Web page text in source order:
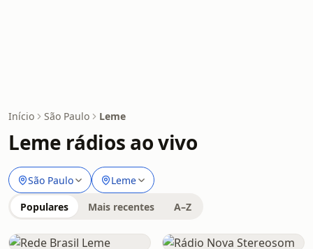
Início São Paulo Leme
Leme rádios ao vivo
São Paulo Leme
Populares Mais recentes A–Z